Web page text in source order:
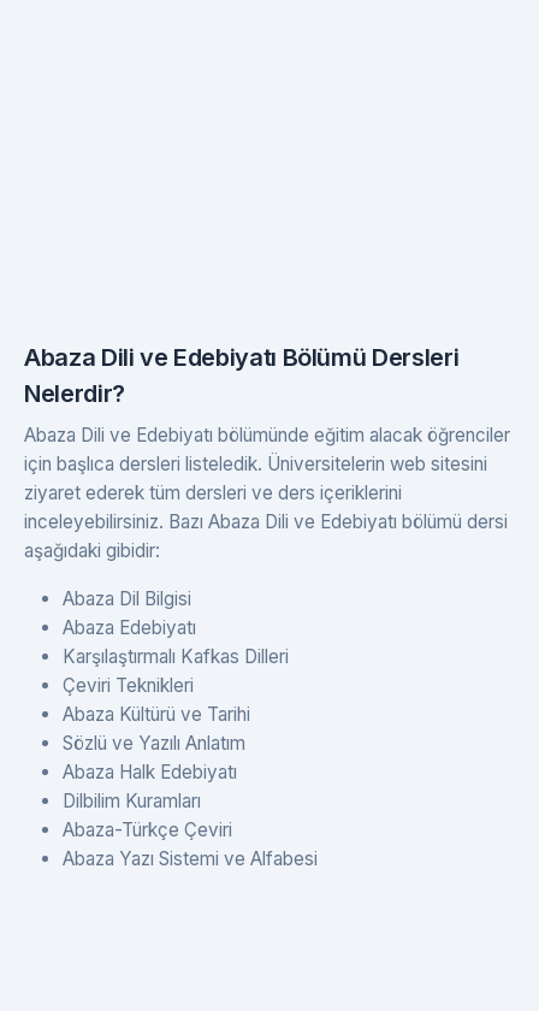
Abaza Dili ve Edebiyatı Bölümü Dersleri
Nelerdir?
Abaza Dili ve Edebiyatı bölümünde eğitim alacak öğrenciler
için başlıca dersleri listeledik. Üniversitelerin web sitesini
ziyaret ederek tüm dersleri ve ders içeriklerini
inceleyebilirsiniz. Bazı Abaza Dili ve Edebiyatı bölümü dersi
aşağıdaki gibidir:
Abaza Dil Bilgisi
Abaza Edebiyatı
Karşılaştırmalı Kafkas Dilleri
Çeviri Teknikleri
Abaza Kültürü ve Tarihi
Sözlü ve Yazılı Anlatım
Abaza Halk Edebiyatı
Dilbilim Kuramları
Abaza-Türkçe Çeviri
Abaza Yazı Sistemi ve Alfabesi